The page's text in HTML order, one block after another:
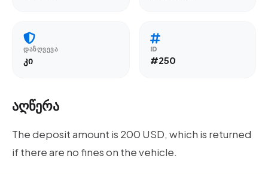
ᲓᲐᲖᲦᲕᲔᲕᲐ
კი
ID
#250
აღწერა
The deposit amount is 200 USD, which is returned
if there are no fines on the vehicle.